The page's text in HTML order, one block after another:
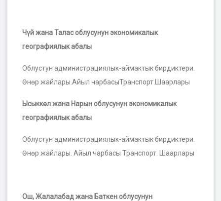
Чүй жана Талас облусунун экономикалык
географиялык абалы
Облустун администрациялык-аймактык бирдиктери.
Өнөр жайлары.Айыл чарбасыТранспорт.Шаарлары
Ысыккөл жана Нарын облусунун экономикалык
географиялык абалы
Облустун администрациялык-аймактык бирдиктери.
Өнөр жайлары. Айыл чарбасы Транспорт. Шаарлары
Ош, Жалалабад жана Баткен облусунун